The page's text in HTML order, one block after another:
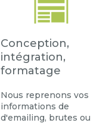
Conception,
intégration,
formatage
Nous reprenons vos
informations de
d'emailing, brutes ou